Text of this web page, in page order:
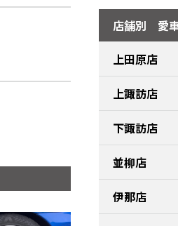
店舗別 愛
上田原店
上諏訪店
下諏訪店
並柳店
伊那店